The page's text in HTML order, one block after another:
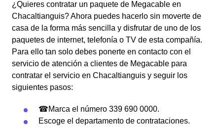
¿Quieres contratar un paquete de Megacable en
Chacaltianguis? Ahora puedes hacerlo sin moverte de
casa de la forma más sencilla y disfrutar de uno de los
paquetes de internet, telefonía o TV de esta compañía.
Para ello tan solo debes ponerte en contacto con el
servicio de atención a clientes de Megacable para
contratar el servicio en Chacaltianguis y seguir los
siguientes pasos:
☎Marca el número 339 690 0000.
Escoge el departamento de contrataciones.